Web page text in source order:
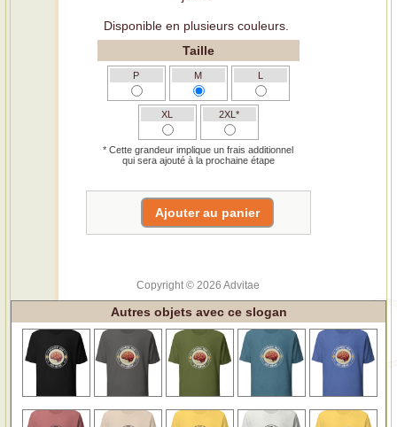
Disponible en plusieurs couleurs.
Taille
P M L
XL 2XL*
* Cette grandeur implique un frais additionnel
qui sera ajouté à la prochaine étape
Copyright © 2026 Advitae
Autres objets avec ce slogan